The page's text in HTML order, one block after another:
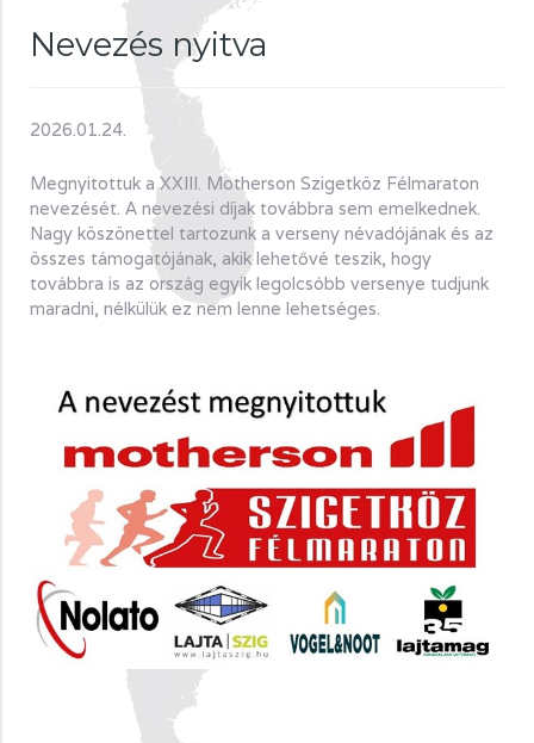
Nevezés nyitva
2026.01.24.
Megnyitottuk a XXIII. Motherson Szigetköz Félmaraton
nevezését. A nevezési díjak továbbra sem emelkednek.
Nagy köszönettel tartozunk a verseny névadójának és az
összes támogatójának, akik lehetővé teszik, hogy
továbbra is az ország egyik legolcsóbb versenye tudjunk
maradni, nélkülük ez nem lenne lehetséges.